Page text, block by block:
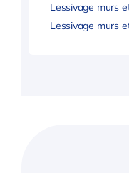
Lessivage murs
Lessivage murs